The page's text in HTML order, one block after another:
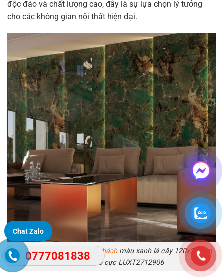
độc đáo và chất lượng cao, đây là sự lựa chọn lý tưởng
cho các không gian nội thất hiện đại.
Mẫu gạch ốp tường phòng kháchmàu xanh lá cây 120x270cm
hệ nối vân vô cực LUXT2712906
Chat Zalo
0777081838